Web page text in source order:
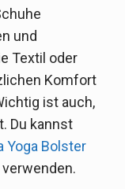
und
Textil oder
Komfort
ist auch,
Du kannst
Yoga Bolster